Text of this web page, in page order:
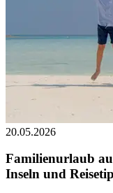
20.05.2026
Familienurlaub
Inseln und